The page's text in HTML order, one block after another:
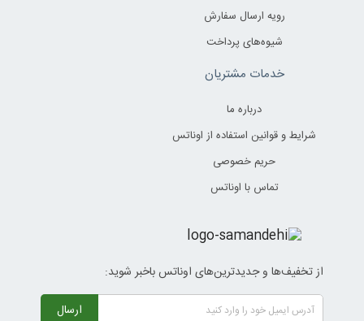
رویه ارسال سفارش
شیوه‌های پرداخت
خدمات مشتریان
درباره ما
شرایط و قوانین استفاده از اوناتس
حریم خصوصی
تماس با اوناتس
از تخفیف‌ها و جدیدترین‌های اوناتس باخبر شوید:
ارسال